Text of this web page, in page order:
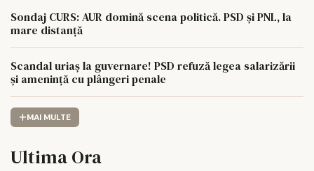
Sondaj CURS: AUR domină scena politică. PSD și PNL, la
mare distanță
Scandal uriaș la guvernare! PSD refuză legea salarizării
și amenință cu plângeri penale
MAI MULTE
Ultima Ora